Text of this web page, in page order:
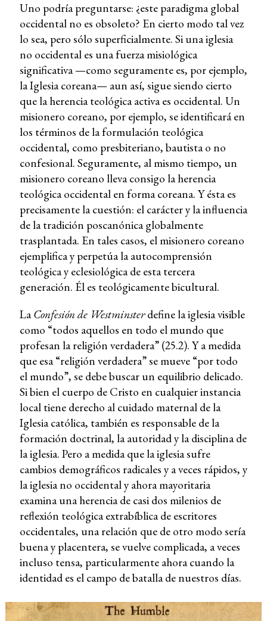
Uno podría preguntarse: ¿este paradigma global
occidental no es obsoleto? En cierto modo tal vez
lo sea, pero sólo superficialmente. Si una iglesia
no occidental es una fuerza misiológica
significativa —como seguramente es, por ejemplo,
la Iglesia coreana— aun así, sigue siendo cierto
que la herencia teológica activa es occidental. Un
misionero coreano, por ejemplo, se identificará en
los términos de la formulación teológica
occidental, como presbiteriano, bautista o no
confesional. Seguramente, al mismo tiempo, un
misionero coreano lleva consigo la herencia
teológica occidental en forma coreana. Y ésta es
precisamente la cuestión: el carácter y la influencia
de la tradición poscanónica globalmente
trasplantada. En tales casos, el misionero coreano
ejemplifica y perpetúa la autocomprensión
teológica y eclesiológica de esta tercera
generación. Él es teológicamente bicultural.
La Confesión de Westminsterdefine la iglesia visible
como “todos aquellos en todo el mundo que
profesan la religión verdadera” (25.2). Y a medida
que esa “religión verdadera” se mueve “por todo
el mundo”, se debe buscar un equilibrio delicado.
Si bien el cuerpo de Cristo en cualquier instancia
local tiene derecho al cuidado maternal de la
Iglesia católica, también es responsable de la
formación doctrinal, la autoridad y la disciplina de
la iglesia. Pero a medida que la iglesia sufre
cambios demográficos radicales y a veces rápidos, y
la iglesia no occidental y ahora mayoritaria
examina una herencia de casi dos milenios de
reflexión teológica extrabíblica de escritores
occidentales, una relación que de otro modo sería
buena y placentera, se vuelve complicada, a veces
incluso tensa, particularmente ahora cuando la
identidad es el campo de batalla de nuestros días.